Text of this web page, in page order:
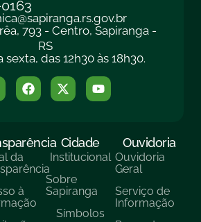
793 - Centro, Sapiranga -
RS
sexta, das 12h30 às 18h30.
da
à
Cidade
Institucional
Sobre
Sapiranga
Símbolos
Ouvidoria
Ouvidoria
Geral
Serviço de
Informação